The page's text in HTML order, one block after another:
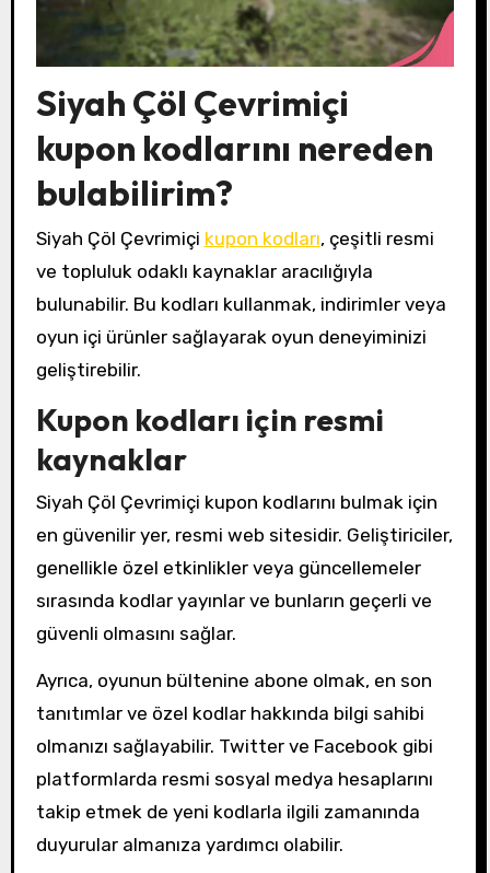
Siyah Çöl Çevrimiçi
kupon kodlarını nereden
bulabilirim?
Siyah Çöl Çevrimiçi kupon kodları, çeşitli resmi
ve topluluk odaklı kaynaklar aracılığıyla
bulunabilir. Bu kodları kullanmak, indirimler veya
oyun içi ürünler sağlayarak oyun deneyiminizi
geliştirebilir.
Kupon kodları için resmi
kaynaklar
Siyah Çöl Çevrimiçi kupon kodlarını bulmak için
en güvenilir yer, resmi web sitesidir. Geliştiriciler,
genellikle özel etkinlikler veya güncellemeler
sırasında kodlar yayınlar ve bunların geçerli ve
güvenli olmasını sağlar.
Ayrıca, oyunun bültenine abone olmak, en son
tanıtımlar ve özel kodlar hakkında bilgi sahibi
olmanızı sağlayabilir. Twitter ve Facebook gibi
platformlarda resmi sosyal medya hesaplarını
takip etmek de yeni kodlarla ilgili zamanında
duyurular almanıza yardımcı olabilir.